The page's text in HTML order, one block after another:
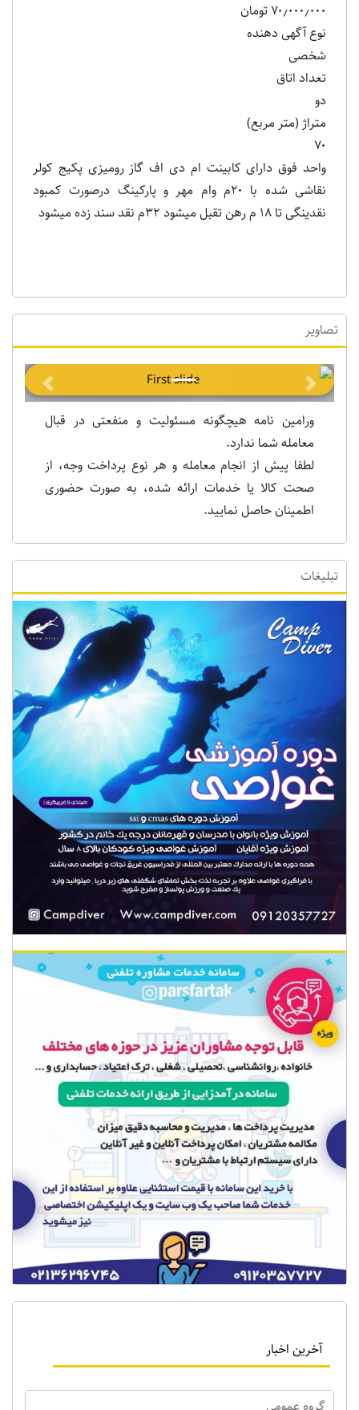
۷۰٫۰۰۰٫۰۰۰ تومان
نوع آگهی دهنده
شخصی
تعداد اتاق
دو
متراژ (متر مربع)
۷۰
واحد فوق دارای کابینت ام دی اف گاز رومیزی پکیج کولر
نقاشی شده با ۲۰م وام مهر و پارکینگ درصورت کمبود
نقدینگی تا ۱۸ م رهن تقبل میشود ۳۲م نقد سند زده میشود
تصاویر
Next
ورامین نامه هیچگونه مسئولیت و منفعتی در قبال
معامله شما ندارد.
لطفا پیش از انجام معامله و هر نوع پرداخت وجه، از
صحت کالا یا خدمات ارائه شده، به صورت حضوری
اطمینان حاصل نمایید.
تبلیغات
آخرین اخبار